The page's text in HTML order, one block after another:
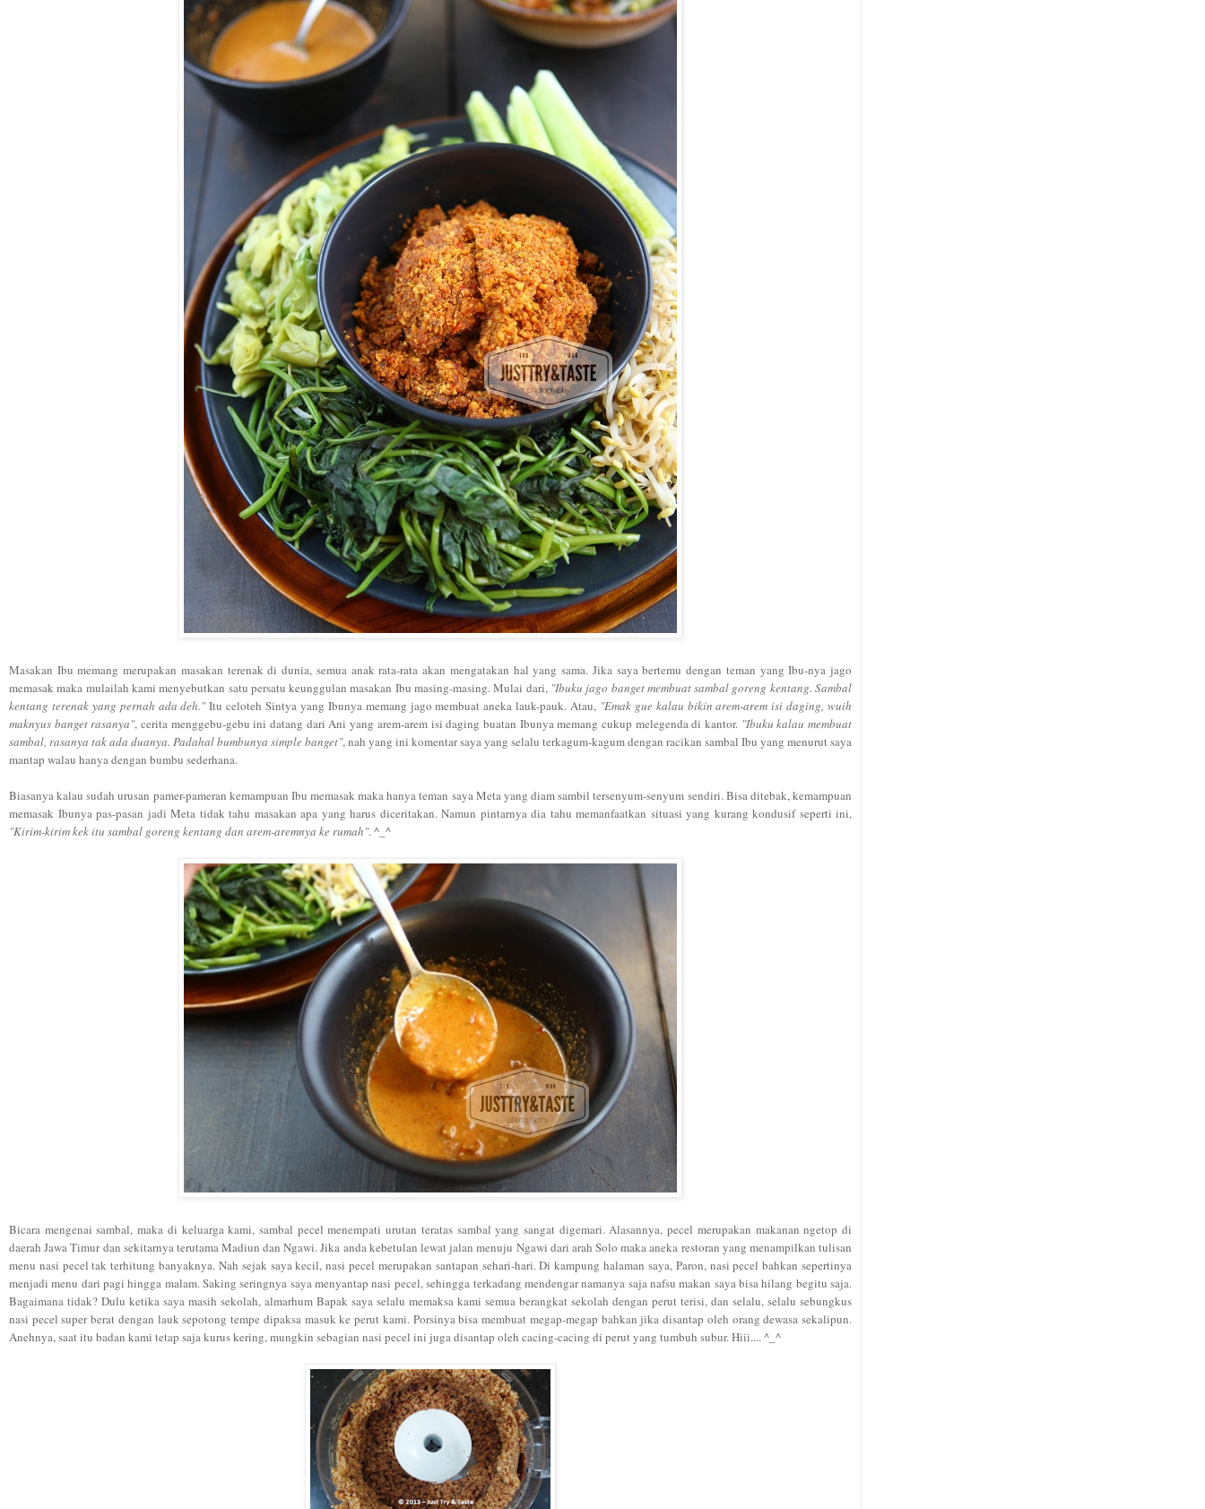
Masakan Ibu memang merupakan masakan terenak di dunia, semua anak rata-rata akan mengatakan hal yang sama. Jika saya bertemu dengan teman yang Ibu-nya jago
memasak maka mulailah kami menyebutkan satu persatu keunggulan masakan Ibu masing-masing. Mulai dari, "Ibuku jago banget membuat sambal goreng kentang. Sambal
kentang terenak yang pernah ada deh."Itu celoteh Sintya yang Ibunya memang jago membuat aneka lauk-pauk. Atau, "Emak gue kalau bikin arem-arem isi daging, wuih
maknyus banget rasanya", cerita menggebu-gebu ini datang dari Ani yang arem-arem isi daging buatan Ibunya memang cukup melegenda di kantor. "Ibuku kalau membuat
sambal, rasanya tak ada duanya. Padahal bumbunya simple banget", nah yang ini komentar saya yang selalu terkagum-kagum dengan racikan sambal Ibu yang menurut saya
mantap walau hanya dengan bumbu sederhana.
Biasanya kalau sudah urusan pamer-pameran kemampuan Ibu memasak maka hanya teman saya Meta yang diam sambil tersenyum-senyum sendiri. Bisa ditebak, kemampuan
memasak Ibunya pas-pasan jadi Meta tidak tahu masakan apa yang harus diceritakan. Namun pintarnya dia tahu memanfaatkan situasi yang kurang kondusif seperti ini,
"Kirim-kirim kek itu sambal goreng kentang dan arem-aremnya ke rumah". ^_^
Bicara mengenai sambal, maka di keluarga kami, sambal pecel menempati urutan teratas sambal yang sangat digemari. Alasannya, pecel merupakan makanan ngetop di
daerah Jawa Timur dan sekitarnya terutama Madiun dan Ngawi. Jika anda kebetulan lewat jalan menuju Ngawi dari arah Solo maka aneka restoran yang menampilkan tulisan
menu nasi pecel tak terhitung banyaknya. Nah sejak saya kecil, nasi pecel merupakan santapan sehari-hari. Di kampung halaman saya, Paron, nasi pecel bahkan sepertinya
menjadi menu dari pagi hingga malam. Saking seringnya saya menyantap nasi pecel, sehingga terkadang mendengar namanya saja nafsu makan saya bisa hilang begitu saja.
Bagaimana tidak? Dulu ketika saya masih sekolah, almarhum Bapak saya selalu memaksa kami semua berangkat sekolah dengan perut terisi, dan selalu, selalu sebungkus
nasi pecel super berat dengan lauk sepotong tempe dipaksa masuk ke perut kami. Porsinya bisa membuat megap-megap bahkan jika disantap oleh orang dewasa sekalipun.
Anehnya, saat itu badan kami tetap saja kurus kering, mungkin sebagian nasi pecel ini juga disantap oleh cacing-cacing di perut yang tumbuh subur. Hiii.... ^_^